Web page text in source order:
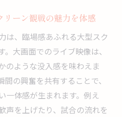
リーン観戦の魅力を体感
は、臨場感あふれる大型スク
大画面でのライブ映像は、
のような没入感を味わえま
の興奮を共有することで、
一体感が生まれます。例え
声を上げたり、試合の流れを